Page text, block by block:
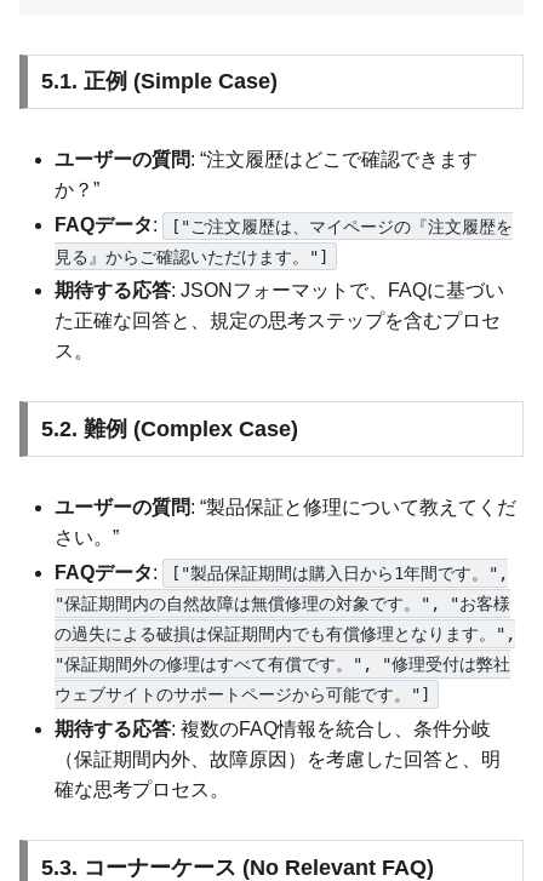
5.1. 正例 (Simple Case)
ユーザーの質問: “注文履歴はどこで確認できます
か？”
FAQデータ:
["ご注文履歴は、マイページの『注文履歴を
見る』からご確認いただけます。"]
期待する応答: JSONフォーマットで、FAQに基づい
た正確な回答と、規定の思考ステップを含むプロセ
ス。
5.2. 難例 (Complex Case)
ユーザーの質問: “製品保証と修理について教えてくだ
さい。”
FAQデータ:
["製品保証期間は購入日から1年間です。",
"保証期間内の自然故障は無償修理の対象です。", "お客様
の過失による破損は保証期間内でも有償修理となります。",
"保証期間外の修理はすべて有償です。", "修理受付は弊社
ウェブサイトのサポートページから可能です。"]
期待する応答: 複数のFAQ情報を統合し、条件分岐
（保証期間内外、故障原因）を考慮した回答と、明
確な思考プロセス。
5.3. コーナーケース (No Relevant FAQ)